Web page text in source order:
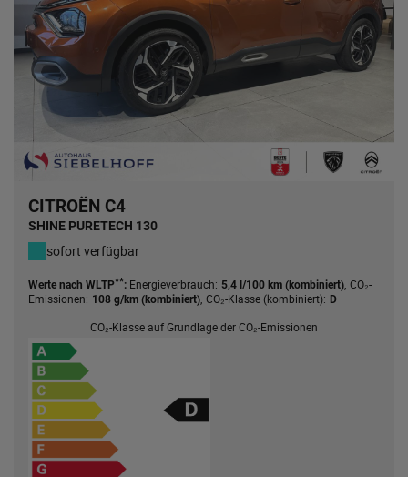
CITROËN C4
SHINE PURETECH 130
sofort verfügbar
Werte nach WLTP**: Energieverbrauch: 5,4 l/100 km (kombiniert) CO₂-
Emissionen: 108 g/km (kombiniert) CO₂-Klasse (kombiniert): D
CO₂-Klasse auf Grundlage der CO₂-Emissionen